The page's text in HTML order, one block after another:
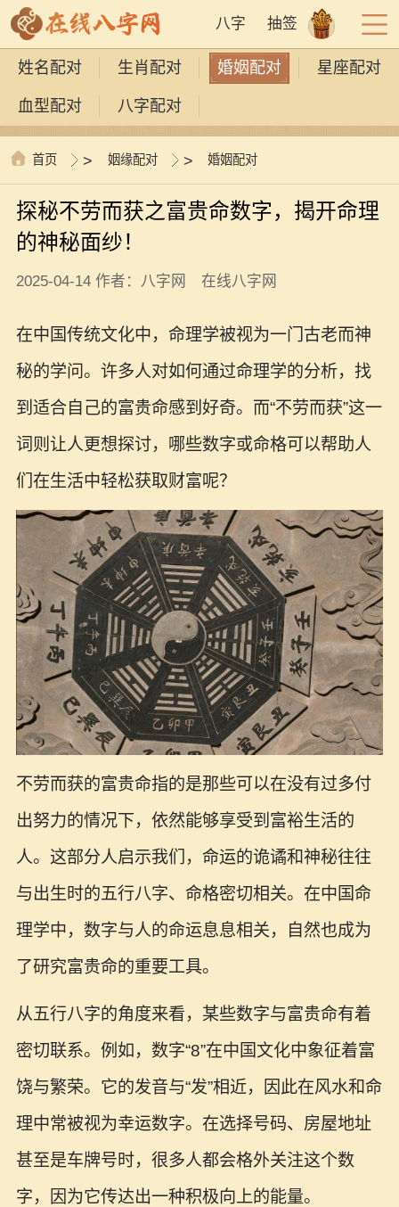
八字 抽签
姓名配对 生肖配对 婚姻配对 星座配对
血型配对 八字配对
首页 > 姻缘配对 > 婚姻配对
探秘不劳而获之富贵命数字，揭开命理
的神秘面纱！
2025-04-14 作者：八字网 在线八字网
在中国传统文化中，命理学被视为一门古老而神
秘的学问。许多人对如何通过命理学的分析，找
到适合自己的富贵命感到好奇。而“不劳而获”这一
词则让人更想探讨，哪些数字或命格可以帮助人
们在生活中轻松获取财富呢？
不劳而获的富贵命指的是那些可以在没有过多付
出努力的情况下，依然能够享受到富裕生活的
人。这部分人启示我们，命运的诡谲和神秘往往
与出生时的五行八字、命格密切相关。在中国命
理学中，数字与人的命运息息相关，自然也成为
了研究富贵命的重要工具。
从五行八字的角度来看，某些数字与富贵命有着
密切联系。例如，数字“8”在中国文化中象征着富
饶与繁荣。它的发音与“发”相近，因此在风水和命
理中常被视为幸运数字。在选择号码、房屋地址
甚至是车牌号时，很多人都会格外关注这个数
字，因为它传达出一种积极向上的能量。